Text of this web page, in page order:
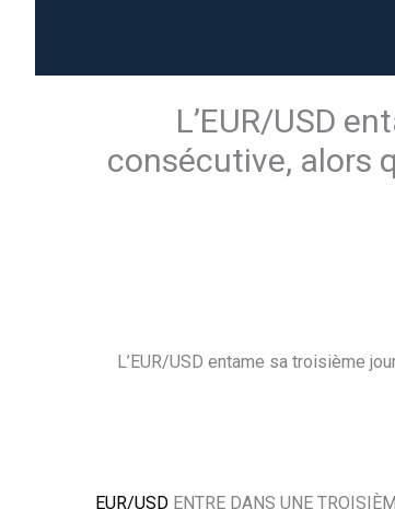
L’EUR/USD
consécutive, alors
L’EUR/USD entame sa troisième
EUR/USD ENTRE DANS UNE